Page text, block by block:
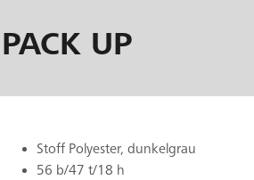
PACK UP
Stoff Polyester, dunkelgrau
56 b/47 t/18 h